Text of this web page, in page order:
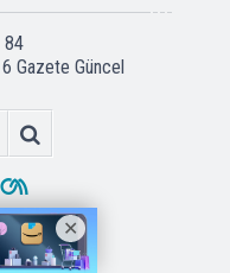
84
Gazete Güncel